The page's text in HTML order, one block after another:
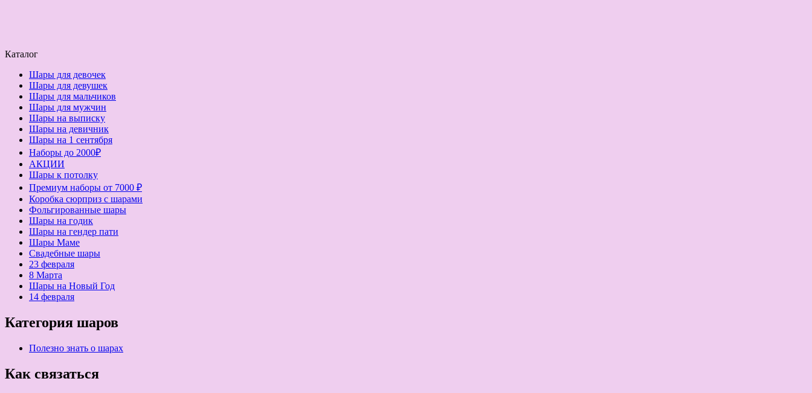
Каталог
Шары для девочек
Шары для девушек
Шары для мальчиков
Шары для мужчин
Шары на выписку
Шары на девичник
Шары на 1 сентября
Наборы до 2000₽
АКЦИИ
Шары к потолку
Премиум наборы от 7000 ₽
Коробка сюрприз с шарами
Фольгированные шары
Шары на годик
Шары на гендер пати
Шары Маме
Свадебные шары
23 февраля
8 Марта
Шары на Новый Год
14 февраля
Категория шаров
Полезно знать о шарах
Как связаться